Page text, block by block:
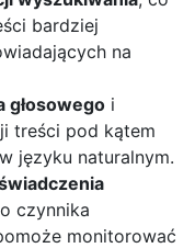
bardziej
na
głosowego i
treści pod kątem
języku naturalnym.
czynnika
monitorować